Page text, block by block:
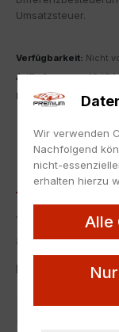
Umsatzsteuer.
Verfügbarkeit: Nicht
Artikelnummer:10454
Kategorie:
1:43, Toyota
1:43 Ebbro Toyota
#52
Neu, die
Artikelnummer
Wir verwenden
Nachfolgend
nicht-
erhalten hierzu
Alle